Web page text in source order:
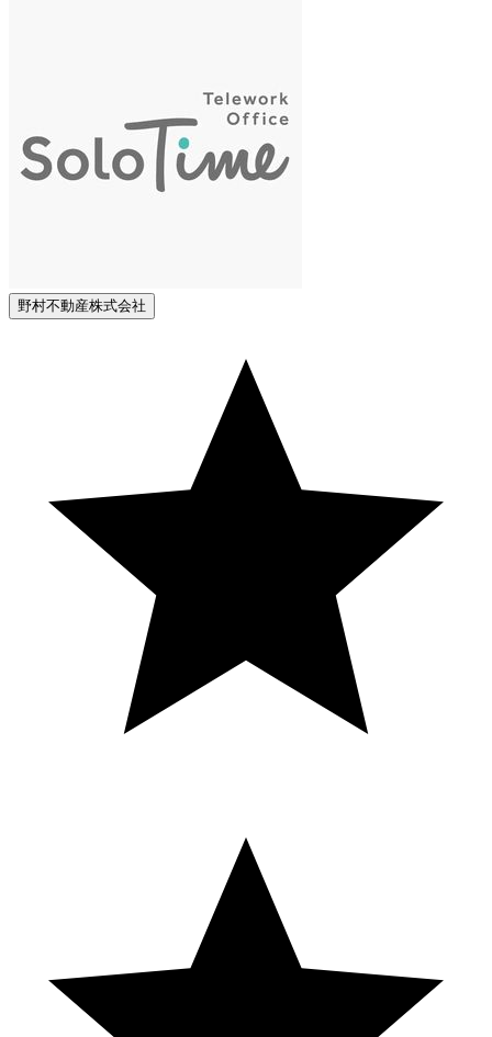
野村不動産株式会社